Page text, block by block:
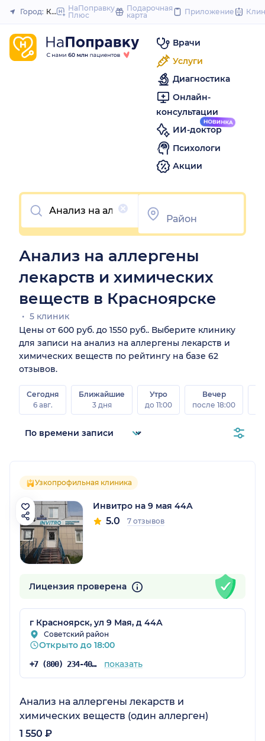
to
Закрыть
край)
Город: КрасноярскНаПоправку
Плюс
Подарочная
карта
Приложение
Врачи
Услуги
Диагностика
Онлайн-
консультации
ИИ-доктор
Психологи
Акции
Очистить
Анализ на аллергены
лекарств и химических
веществ в Красноярске
5 клиник
Цены от 600 руб. до 1550 руб.. Выберите клинику
для записи на анализ на аллергены лекарств и
химических веществ по рейтингу на базе 62
отзывов.
Сегодня
6 авг.
Ближайшие
3 дня
Утро
до 11:00
Вечер
после 18:00
Узкопрофильная клиника
Инвитро на 9 мая 44А
5.0 7 отзывов
Лицензия проверена
г Красноярск, ул 9 Мая, д 44А
Советский район
Открыто до 18:00
+7 (800) 234-40-50 показать
Анализ на аллергены лекарств и
химических веществ (один аллерген)
1 550 ₽